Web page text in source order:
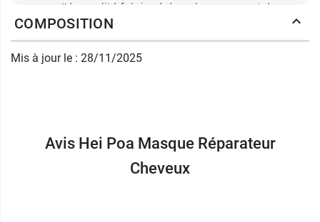
monoïde qualité fabriqué dans le pu respect de
la tradition et de l'économie locale polynésienne.
Comment utiliser le Masque
Après avoir réalisé le shampooing, appliquer une
pointes des cheveux mouillés ;
COMPOSITION
Mis à jour le : 28/11/2025
Avis Hei Poa Masque Réparateur
Cheveux